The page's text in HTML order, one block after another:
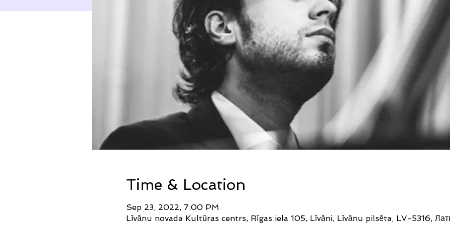
Time & Location
Sep 23, 2022, 7:00 PM
Līvānu novada Kultūras centrs, Rīgas iela 105, Līvāni, Līvānu pilsēta, LV-5316,